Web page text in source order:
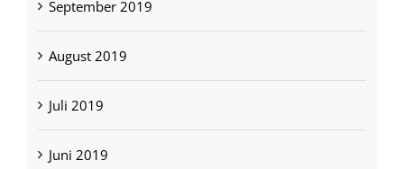
September 2019
August 2019
Juli 2019
Juni 2019